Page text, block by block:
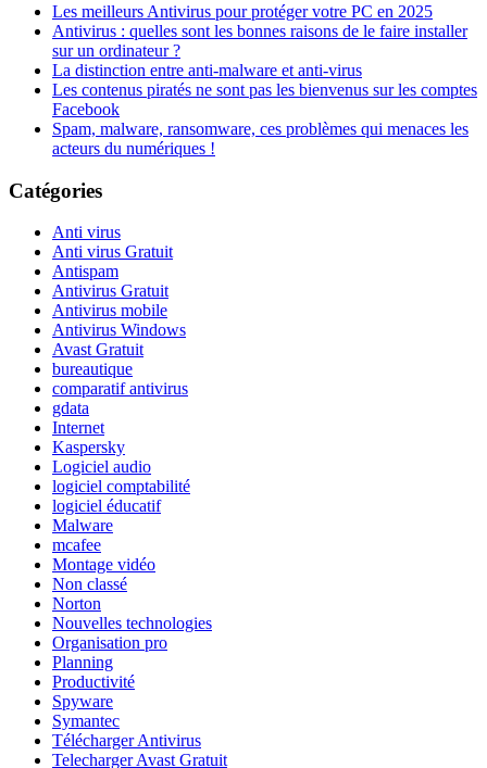
Les meilleurs Antivirus pour protéger votre PC en 2025
Antivirus : quelles sont les bonnes raisons de le faire installer
sur un ordinateur ?
La distinction entre anti-malware et anti-virus
Les contenus piratés ne sont pas les bienvenus sur les comptes
Facebook
Spam, malware, ransomware, ces problèmes qui menaces les
acteurs du numériques !
Catégories
Anti virus
Anti virus Gratuit
Antispam
Antivirus Gratuit
Antivirus mobile
Antivirus Windows
Avast Gratuit
bureautique
comparatif antivirus
gdata
Internet
Kaspersky
Logiciel audio
logiciel comptabilité
logiciel éducatif
Malware
mcafee
Montage vidéo
Non classé
Norton
Nouvelles technologies
Organisation pro
Planning
Productivité
Spyware
Symantec
Télécharger Antivirus
Telecharger Avast Gratuit